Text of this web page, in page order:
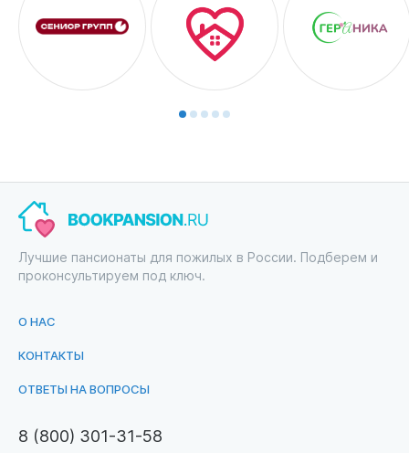
Лучшие пансионаты для пожилых в России. Подберем и
проконсультируем под ключ.
О НАС
КОНТАКТЫ
ОТВЕТЫ НА ВОПРОСЫ
8 (800) 301-31-58